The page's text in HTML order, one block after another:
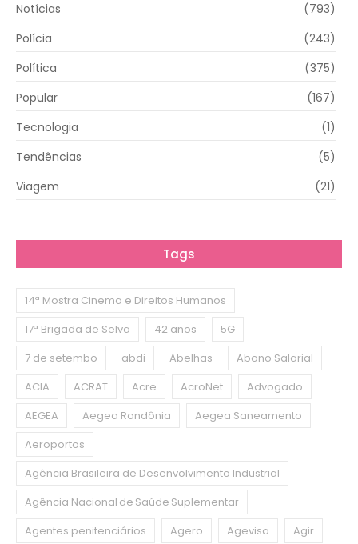
Notícias
(793)
Polícia
(243)
Política
(375)
Popular
(167)
Tecnologia
(1)
Tendências
(5)
Viagem
(21)
Tags
14ª Mostra Cinema e Direitos Humanos
17ª Brigada de Selva
42 anos
5G
7 de setembo
abdi Abelhas
Abono Salarial
ACIA
ACRAT Acre AcroNet
Advogado
AEGEA
Aegea Rondônia
Aegea Saneamento
Aeroportos
Agência Brasileira de Desenvolvimento Industrial
Agência Nacional de Saúde Suplementar
Agentes penitenciários
Agero Agevisa
Agir